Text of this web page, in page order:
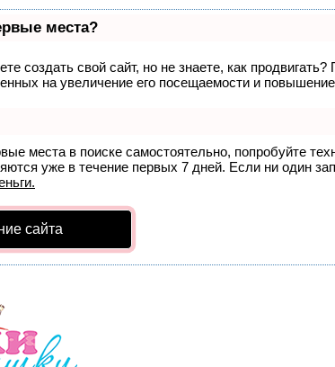
места?
создать свой сайт, но не знаете, как
на увеличение его посещаемости и
места в поиске самостоятельно, попробуйте
уже в течение первых 7 дней. Если ни один
сайта